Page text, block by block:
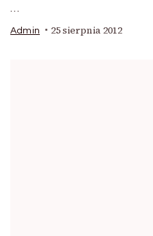
…
Admin 25 sierpnia 2012